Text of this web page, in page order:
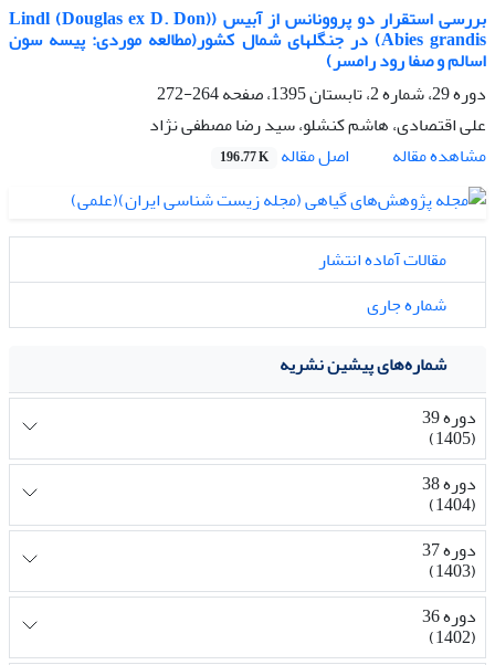
بررسی استقرار دو پروونانس از آبیس (Lindl (Douglas ex D. Don)
Abies grandis) در جنگلهای شمال کشور(مطالعه موردی: پیسه سون
اسالم و صفا رود رامسر)
دوره 29، شماره 2، تابستان 1395، صفحه
264-272
علی اقتصادی، هاشم کنشلو، سید رضا مصطفی نژاد
مشاهده مقاله
اصل مقاله 196.77 K
مقالات آماده انتشار
شماره جاری
شماره‌های پیشین نشریه
دوره 39
(1405)
دوره 38
(1404)
دوره 37
(1403)
دوره 36
(1402)